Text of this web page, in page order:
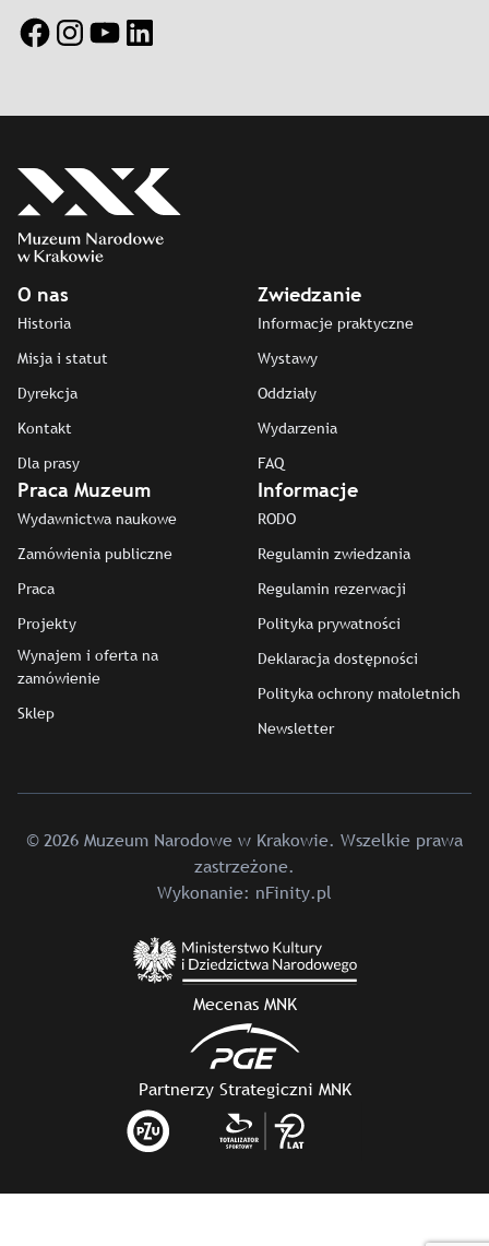
Facebook
Instagram
YouTube
LinkedIn
O nas
Historia
Misja i statut
Dyrekcja
Kontakt
Dla prasy
Zwiedzanie
Informacje praktyczne
Wystawy
Oddziały
Wydarzenia
FAQ
Praca Muzeum
Wydawnictwa naukowe
Zamówienia publiczne
Praca
Projekty
Wynajem i oferta na
zamówienie
Sklep
Informacje
RODO
Regulamin zwiedzania
Regulamin rezerwacji
Polityka prywatności
Deklaracja dostępności
Polityka ochrony małoletnich
Newsletter
© 2026 Muzeum Narodowe w Krakowie. Wszelkie prawa
zastrzeżone.
Wykonanie: nFinity.pl
Mecenas MNK
Partnerzy Strategiczni MNK